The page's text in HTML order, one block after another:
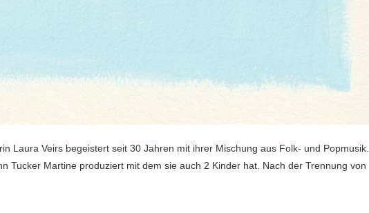
Laura Veirs begeistert seit 30 Jahren mit ihrer Mischung aus Folk- und Popmusik.
Tucker Martine produziert mit dem sie auch 2 Kinder hat. Nach der Trennung von